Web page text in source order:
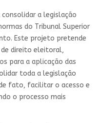
a legislação
do Tribunal Superior
Este projeto pretende
de direito eleitoral,
para a aplicação das
toda a legislação
fato, facilitar o acesso e
o processo mais